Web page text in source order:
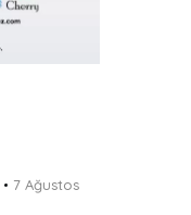
7 Ağustos